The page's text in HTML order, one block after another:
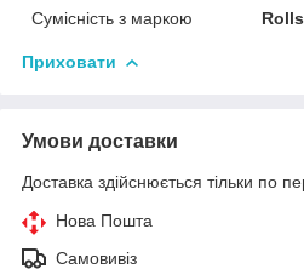
Сумісність з маркою
Приховати
Умови доставки
Доставка здійснюється тільки по
Нова Пошта
Самовивіз